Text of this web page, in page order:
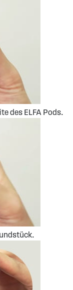
des ELFA Pods.